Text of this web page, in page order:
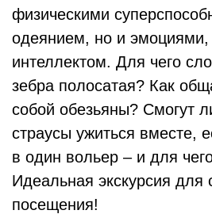
физическими
одеянием, но и эмоциями,
интеллектом. Для чего
зебра полосатая? Как
собой обезьяны? Смогут
страусы ужиться вместе,
в один вольер – и для
Идеальная экскурсия для
посещения!